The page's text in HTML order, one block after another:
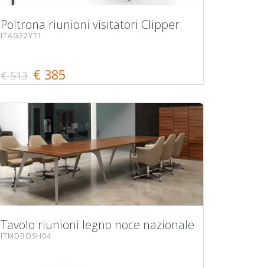
Poltrona riunioni visitatori Clipper.
ITAG22YT1
€ 513 € 385
Tavolo riunioni legno noce nazionale
ITMDBOSH04